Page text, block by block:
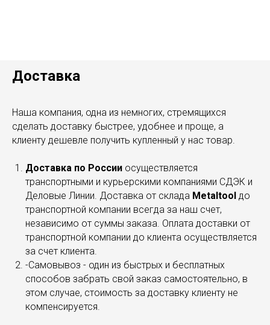
Доставка
Наша компания, одна из немногих, стремящихся
сделать доставку быстрее, удобнее и проще, а
клиенту дешевле получить купленный у нас товар.
Доставка по России осуществляется
транспортными и курьерскими компаниями СДЭК и
Деловые Линии. Доставка от склада Metaltool до
транспортной компании всегда за наш счет,
независимо от суммы заказа. Оплата доставки от
транспортной компании до клиента осуществляется
за счет клиента.
-Самовывоз - один из быстрых и бесплатных
способов забрать свой заказ самостоятельно, в
этом случае, стоимость за доставку клиенту не
компенсируется.